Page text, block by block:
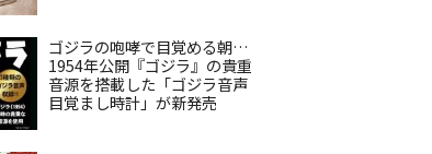
ゴジラの咆哮で目覚める朝…
1954年公開『ゴジラ』の貴重
音源を搭載した「ゴジラ音声
目覚まし時計」が新発売